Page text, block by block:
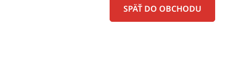
SPÄŤ DO OBCHODU